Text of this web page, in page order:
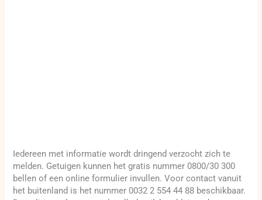
Iedereen met informatie wordt dringend verzocht zich te
melden. Getuigen kunnen het gratis nummer 0800/30 300
bellen of een online formulier invullen. Voor contact vanuit
het buitenland is het nummer 0032 2 554 44 88 beschikbaar.